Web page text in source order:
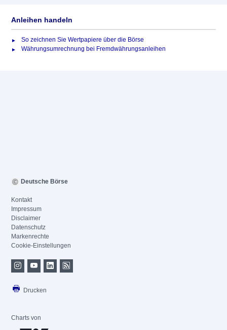
Anleihen handeln
So zeichnen Sie Wertpapiere über die Börse
Währungsumrechnung bei Fremdwährungsanleihen
Deutsche Börse
Kontakt
Impressum
Disclaimer
Datenschutz
Markenrechte
Cookie-Einstellungen
Drucken
Charts von